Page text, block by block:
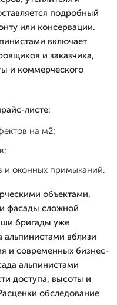
подробный
или консервации.
включает
и заказчика,
и коммерческого
листе:
на м2;
и оконных примыканий.
объектами,
фасады сложной
бригады уже
вблизи
и современных бизнес-
альпинистами
доступа, высоты и
обследование